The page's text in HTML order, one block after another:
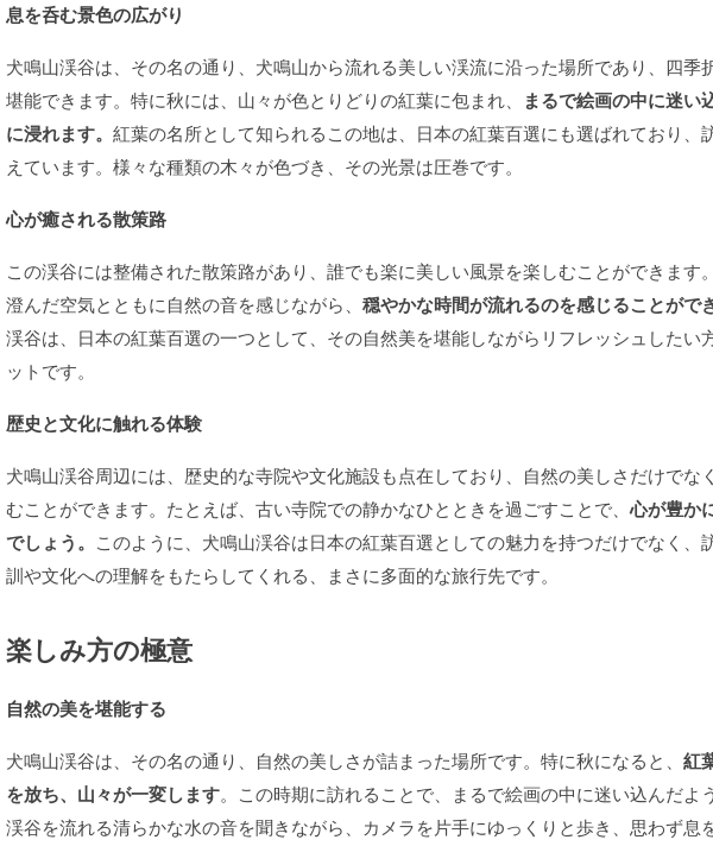
息を呑む景色の広がり
犬鳴山渓谷は、その名の通り、犬鳴山から流れる美しい渓流に沿った場所であり、四季
堪能できます。特に秋には、山々が色とりどりの紅葉に包まれ、
まるで絵画の中に迷い
に浸れます。 紅葉の名所として知られるこの地は、日本の紅葉百選にも選ばれており、
えています。様々な種類の木々が色づき、その光景は圧巻です。
心が癒される散策路
この渓谷には整備された散策路があり、誰でも楽に美しい風景を楽しむことができます
澄んだ空気とともに自然の音を感じながら、 穏やかな時間が流れるのを感じることがで
渓谷は、日本の紅葉百選の一つとして、その自然美を堪能しながらリフレッシュしたい
ットです。
歴史と文化に触れる体験
犬鳴山渓谷周辺には、歴史的な寺院や文化施設も点在しており、自然の美しさだけでな
むことができます。たとえば、古い寺院での静かなひとときを過ごすことで、心が豊か
でしょう。 このように、犬鳴山渓谷は日本の紅葉百選としての魅力を持つだけでなく、
訓や文化への理解をもたらしてくれる、まさに多面的な旅行先です。
楽しみ方の極意
自然の美を堪能する
犬鳴山渓谷は、その名の通り、自然の美しさが詰まった場所です。特に秋になると、 紅
を放ち、山々が一変します。この時期に訪れることで、まるで絵画の中に迷い込んだよ
渓谷を流れる清らかな水の音を聞きながら、カメラを片手にゆっくりと歩き、思わず息